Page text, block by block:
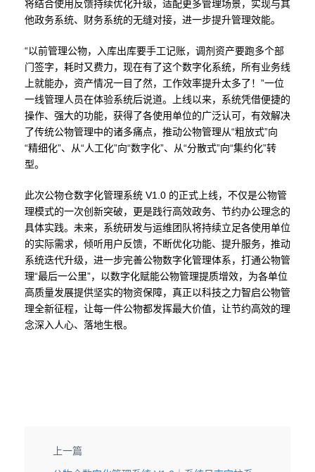
将结合使用反馈持续优化升级，适配更多管理场景，实现与其
他政务系统、财务系统的无缝对接，进一步提升管理效能。
“以前管理公物，入库出库要手工记账，调剂资产要跑多个部
门签字，耗时又费力，现在有了这个数字化系统，所有业务线
上就能办，资产情况一目了然，工作效率提升太多了！”一位
一线管理人员在体验系统后说道。上线以来，系统凭借便捷的
操作、强大的功能，获得了各使用单位的广泛认可，有效解决
了传统公物管理中的诸多痛点，推动公物管理从“粗放式”向
“精细化”、从“人工化”向“数字化”、从“分散式”向“集约化”转
型。
此次公物仓数字化管理系统 V1.0 的正式上线，不仅是公物管
理模式的一次创新突破，更是践行高效政务、节约办公理念的
具体实践。未来，系统研发与运维团队将持续立足各使用单位
的实际需求，倾听用户反馈，不断优化功能、提升服务，推动
系统迭代升级，进一步完善公物数字化管理体系，打通公物管
理“最后一公里”，以数字化赋能公物管理提质增效，为各单位
高质量发展提供坚实的物资保障，真正以科技之力智启公物管
理全新征程，让每一件公物都发挥最大价值，让节约高效的理
念深入人心、落地生根。
上一篇